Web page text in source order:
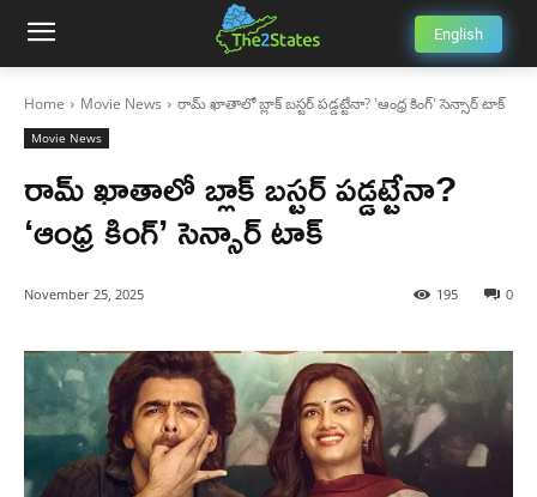
English
Home Movie News రామ్ ఖాతాలో బ్లాక్ బస్టర్ పడ్డట్టేనా? 'ఆంధ్ర కింగ్' సెన్సార్ టాక్
Movie News
రామ్ ఖాతాలో బ్లాక్ బస్టర్ పడ్డట్టేనా?
‘ఆంధ్ర కింగ్’ సెన్సార్ టాక్
November 25, 2025 0
195